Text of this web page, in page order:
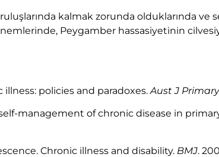
kalmak zorunda olduklarında ve
Peygamber hassasiyetinin
illness: policies and paradoxes.Aust J
management of chronic disease in
Chronic illness and disability. BMJ.